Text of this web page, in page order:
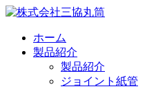
ホーム
製品紹介
製品紹介
ジョイント紙管